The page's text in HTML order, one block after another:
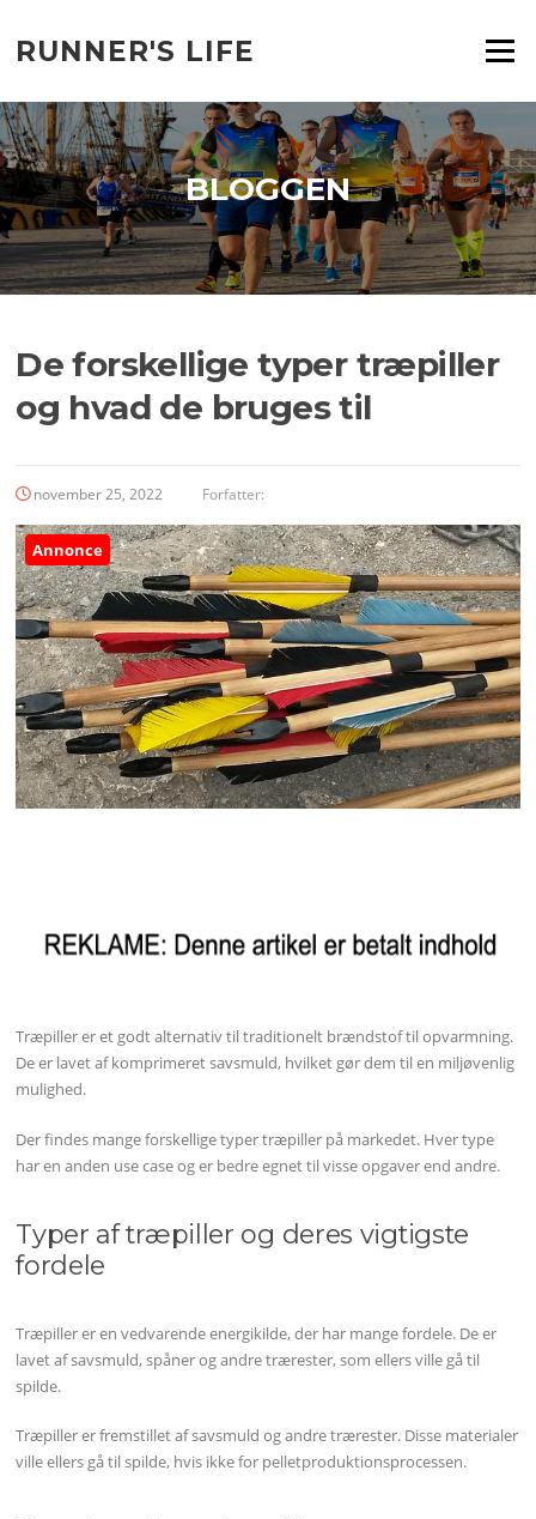
indhold
RUNNER'S LIFE Menu
BLOGGEN
De forskellige typer træpiller
og hvad de bruges til
november 25, 2022 Forfatter:
Annonce
Træpiller er et godt alternativ til traditionelt brændstof til opvarmning.
De er lavet af komprimeret savsmuld, hvilket gør dem til en miljøvenlig
mulighed.
Der findes mange forskellige typer træpiller på markedet. Hver type
har en anden use case og er bedre egnet til visse opgaver end andre.
Typer af træpiller og deres vigtigste
fordele
Træpiller er en vedvarende energikilde, der har mange fordele. De er
lavet af savsmuld, spåner og andre trærester, som ellers ville gå til
spilde.
Træpiller er fremstillet af savsmuld og andre trærester. Disse materialer
ville ellers gå til spilde, hvis ikke for pelletproduktionsprocessen.